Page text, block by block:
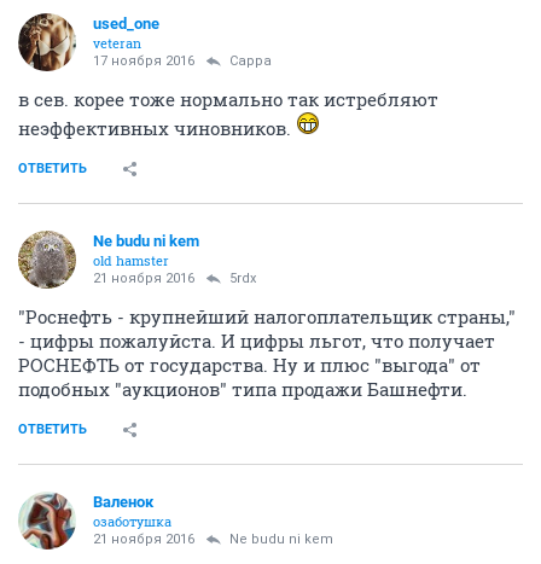
used_one
veteran
17 ноября 2016 Сарра
в сев. корее тоже нормально так истребляют
неэффективных чиновников.
ОТВЕТИТЬ
Ne budu ni kem
old hamster
21 ноября 2016 5rdx
"Роснефть - крупнейший налогоплательщик страны,"
- цифры пожалуйста. И цифры льгот, что получает
РОСНЕФТЬ от государства. Ну и плюс "выгода" от
подобных "аукционов" типа продажи Башнефти.
ОТВЕТИТЬ
Валенок
озаботушка
21 ноября 2016 Ne budu ni kem